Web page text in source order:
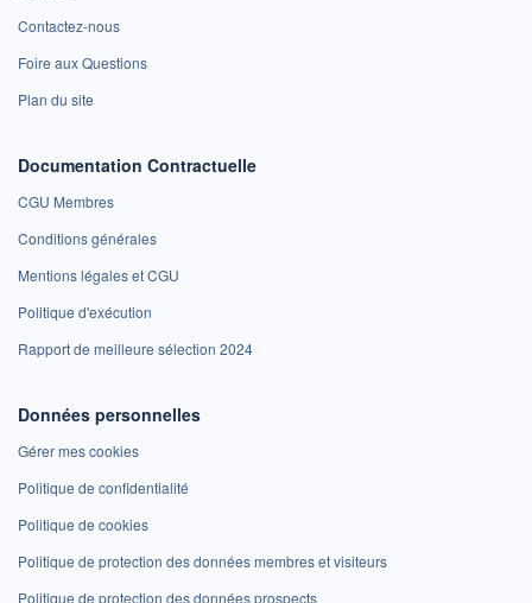
Contactez-nous
Foire aux Questions
Plan du site
Documentation Contractuelle
CGU Membres
Conditions générales
Mentions légales et CGU
Politique d'exécution
Rapport de meilleure sélection 2024
Données personnelles
Gérer mes cookies
Politique de confidentialité
Politique de cookies
Politique de protection des données membres et visiteurs
Politique de protection des données prospects